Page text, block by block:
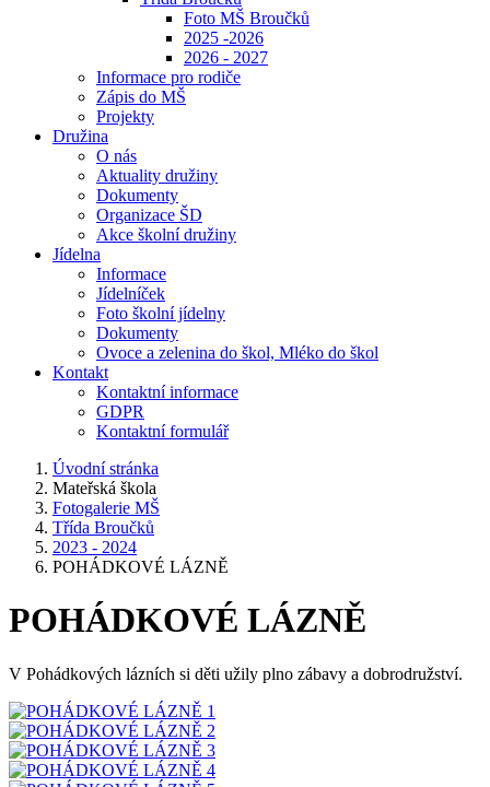
Foto MŠ Broučků
2025 -2026
2026 - 2027
Informace pro rodiče
Zápis do MŠ
Projekty
Družina
O nás
Aktuality družiny
Dokumenty
Organizace ŠD
Akce školní družiny
Jídelna
Informace
Jídelníček
Foto školní jídelny
Dokumenty
Ovoce a zelenina do škol, Mléko do škol
Kontakt
Kontaktní informace
GDPR
Kontaktní formulář
Úvodní stránka
Mateřská škola
Fotogalerie MŠ
Třída Broučků
2023 - 2024
POHÁDKOVÉ LÁZNĚ
POHÁDKOVÉ LÁZNĚ
V Pohádkových lázních si děti užily plno zábavy a dobrodružství.